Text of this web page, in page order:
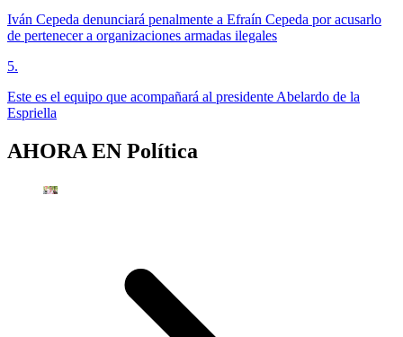
Iván Cepeda denunciará penalmente a Efraín Cepeda por acusarlo
de pertenecer a organizaciones armadas ilegales
5.
Este es el equipo que acompañará al presidente Abelardo de la
Espriella
AHORA EN Política